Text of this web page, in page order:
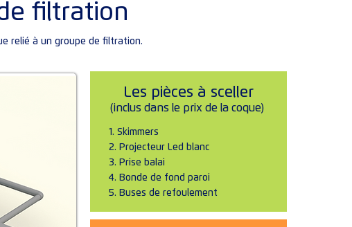
filtration
relié à un groupe de filtration.
Les pièces à sceller
(inclus dans le prix de la coque)
1. Skimmers
2. Projecteur Led blanc
3. Prise balai
4. Bonde de fond paroi
5. Buses de refoulement